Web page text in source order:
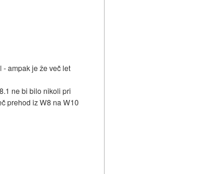
- ampak je že več let
ne bi bilo nikoli pri
prehod iz W8 na W10